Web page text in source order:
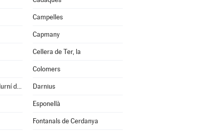
Campelles
Capmany
Cellera de Ter, la
Colomers
Cruïlles, Monells i S.Sadurní de l'Heura Darnius
Esponellà
Fontanals de Cerdanya